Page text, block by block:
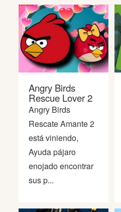
Animaciones
Angry Birds
Rescue Lover 2
Angry Birds
Rescate Amante 2
está viniendo,
Ayuda pájaro
enojado encontrar
sus p...